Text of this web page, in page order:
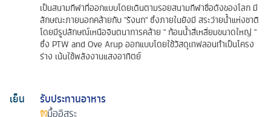
เป็นสนามกีฬาที่ออกแบบโดยเดินตามรอยสนามกีฬาชื่อดังของโลก มี
ลักษณะภายนอกคล้ายกับ "รังนก" ซึ่งภายในยังมี สระว่ายน้ำแห่งชาติ
โดยมีรูปลักษณ์เหนือจินตนาการคล้าย " ก้อนน้ำสี่เหลี่ยมขนาดใหญ่ "
ซึ่ง PTW and Ove Arup ออกแบบโดยใช้วัสดุเทฟลอนทำเป็นโครง
ร่าง เน้นใช้พลังงานแสงอาทิตย์
เย็น
รับประทานอาหาร
มื้ออิสระ